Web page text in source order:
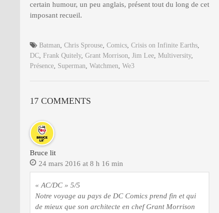
certain humour, un peu anglais, présent tout du long de cet
imposant recueil.
Batman, Chris Sprouse, Comics, Crisis on Infinite Earths,
DC, Frank Quitely, Grant Morrison, Jim Lee, Multiversity,
Présence, Superman, Watchmen, We3
17 COMMENTS
Bruce lit
24 mars 2016 at 8 h 16 min
« AC/DC » 5/5
Notre voyage au pays de DC Comics prend fin et qui
de mieux que son architecte en chef Grant Morrison